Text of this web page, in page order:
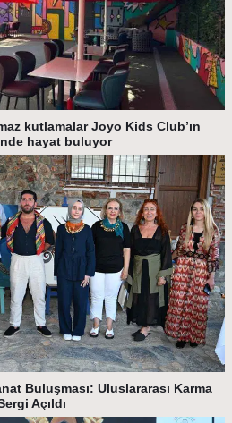
kutlamalar Joyo Kids Club’ın
hayat buluyor
Buluşması: Uluslararası Karma
Açıldı